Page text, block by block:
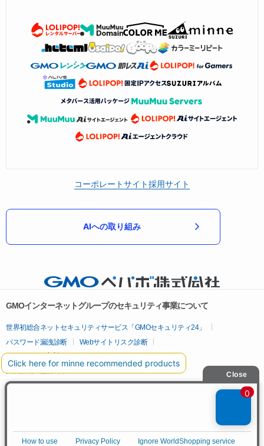
コーポレートサイト採用サイト
AIへの取り組み
GMOインターネットグループのセキュリティ事業について
世界初総合ネットセキュリティサービス「GMOセキュリティ24」
パスワード漏洩診断
Webサイトリスク診断
セキュリティ相談AIチャットボット
実在証明・盗聴対策
サイバー攻撃対策（GMOサイバーセキュリティ byイエラエ）